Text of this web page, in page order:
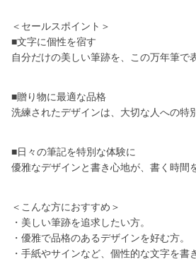
＜セールスポイント＞
■文字に個性を宿す
自分だけの美しい筆跡を、この万年筆で
■贈り物に最適な品格
洗練されたデザインは、大切な人への特
■日々の筆記を特別な体験に
優雅なデザインと書き心地が、書く時間
＜こんな方におすすめ＞
・美しい筆跡を追求したい方。
・優雅で品格のあるデザインを好む方。
・手紙やサインなど、個性的な文字を書